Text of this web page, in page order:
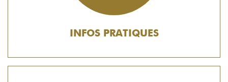
INFOS PRATIQUES